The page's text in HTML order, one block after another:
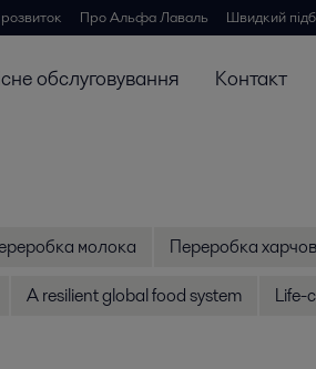
Про Альфа Лаваль Швидкий
обслуговування Контакт
молока Переробка
A resilient global food system Life-